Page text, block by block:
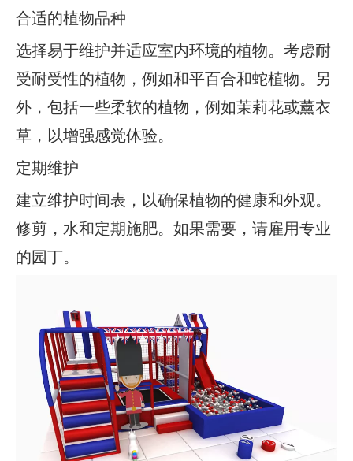
合适的植物品种
选择易于维护并适应室内环境的植物。考虑耐
受耐受性的植物，例如和平百合和蛇植物。另
外，包括一些柔软的植物，例如茉莉花或薰衣
草，以增强感觉体验。
定期维护
建立维护时间表，以确保植物的健康和外观。
修剪，水和定期施肥。如果需要，请雇用专业
的园丁。